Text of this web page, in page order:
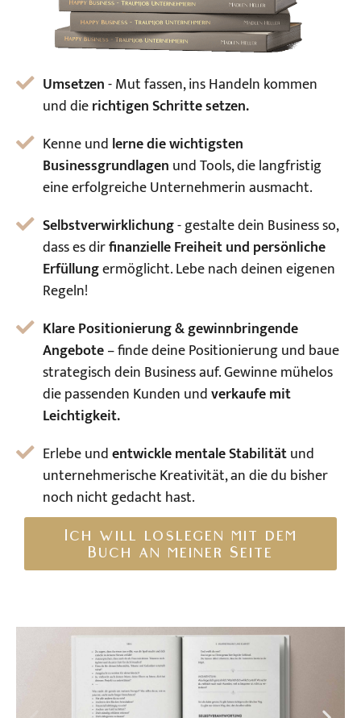
Umsetzen- Mut fassen, ins Handeln kommen
und dierichtigen Schritte setzen.
Kenne und lerne die wichtigsten
Businessgrundlagen und Tools, die langfristig
eine erfolgreiche Unternehmerin ausmacht.
Selbstverwirklichung- gestalte dein Business so,
dass es dirfinanzielle Freiheit und persönliche
Erfüllungermöglicht. Lebe nach deinen eigenen
Regeln!
Klare Positionierung & gewinnbringende
Angebote– finde deine Positionierung und baue
strategisch dein Business auf. Gewinne mühelos
die passenden Kunden undverkaufe mit
Leichtigkeit.
Erlebe undentwickle mentale Stabilitätund
unternehmerische Kreativität, an die du bisher
noch nicht gedacht hast.
Ich will loslegen mit dem
Buch an meiner Seite